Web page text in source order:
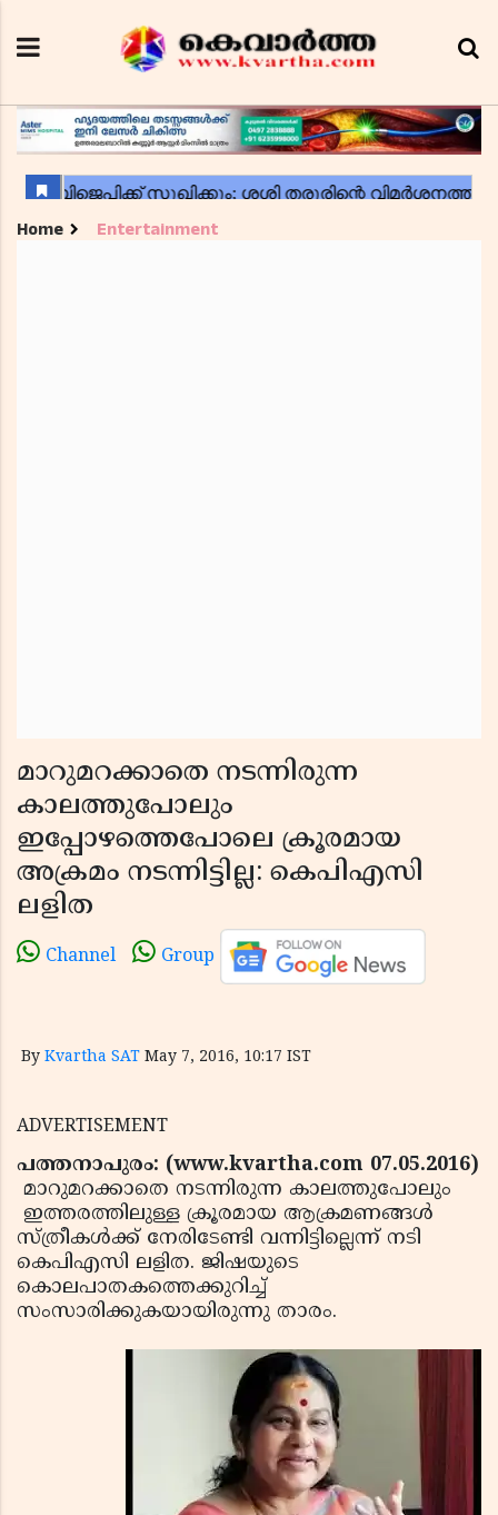
Home Entertainment
മാറുമറക്കാതെ നടന്നിരുന്ന
കാലത്തുപോലും
ഇപ്പോഴത്തെപോലെ ക്രൂരമായ
അക്രമം നടന്നിട്ടില്ല: കെപിഎസി
ലളിത
Channel Group
By Kvartha SAT May 7, 2016, 10:17 IST
ADVERTISEMENT
പത്തനാപുരം: (www.kvartha.com 07.05.2016)
മാറുമറക്കാതെ നടന്നിരുന്ന കാലത്തുപോലും
ഇത്തരത്തിലുള്ള ക്രൂരമായ ആക്രമണങ്ങള്‍
സ്ത്രീകള്‍ക്ക് നേരിടേണ്ടി വന്നിട്ടില്ലെന്ന് നടി
കെപിഎസി ലളിത. ജിഷയുടെ
കൊലപാതകത്തെക്കുറിച്ച്
സംസാരിക്കുകയായിരുന്നു താരം.